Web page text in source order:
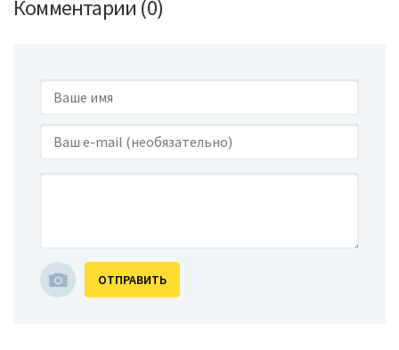
Комментарии (0)
ОТПРАВИТЬ